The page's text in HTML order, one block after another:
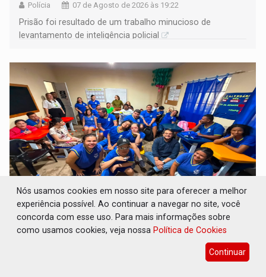
Polícia 07 de Agosto de 2026 às 19:22
Prisão foi resultado de um trabalho minucioso de
levantamento de inteligência policial
INCLUSÃO: Prefeitura fortalece parceria com
a APAE para ampliar ações voltadas a PCD's
Atuação integrada entre a Semias e a instituição reforça
Nós usamos cookies em nosso site para oferecer a melhor
experiência possível. Ao continuar a navegar no site, você
concorda com esse uso. Para mais informações sobre
como usamos cookies, veja nossa Política de Cookies
Continuar